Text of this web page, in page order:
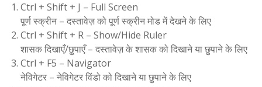
Ctrl + Shift + J – Full Screen
पूर्ण स्क्रीन – दस्तावेज़ को पूर्ण स्क्रीन मोड में देखने के लिए
Ctrl + Shift + R – Show/Hide Ruler
शासक दिखाएँ/छुपाएँ – दस्तावेज़ के शासक को दिखाने या छुपाने के लिए
Ctrl + F5 – Navigator
नेविगेटर – नेविगेटर विंडो को दिखाने या छुपाने के लिए